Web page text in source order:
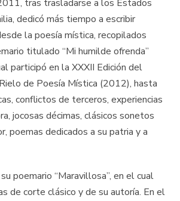
tras trasladarse a los Estados
dedicó más tiempo a escribir
la poesía mística, recopilados
titulado “Mi humilde ofrenda”
participó en la XXXII Edición del
de Poesía Mística (2012), hasta
conflictos de terceros, experiencias
jocosas décimas, clásicos sonetos
poemas dedicados a su patria y a
poemario “Maravillosa”, en el cual
de corte clásico y de su autoría. En el